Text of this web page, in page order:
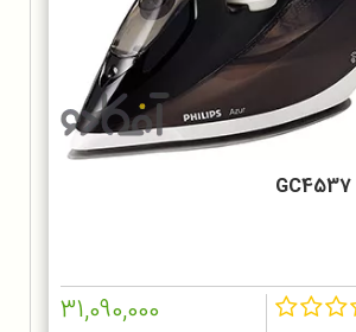
31,090,000